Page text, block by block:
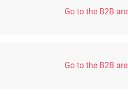
Go to the B2B
Go to the B2B